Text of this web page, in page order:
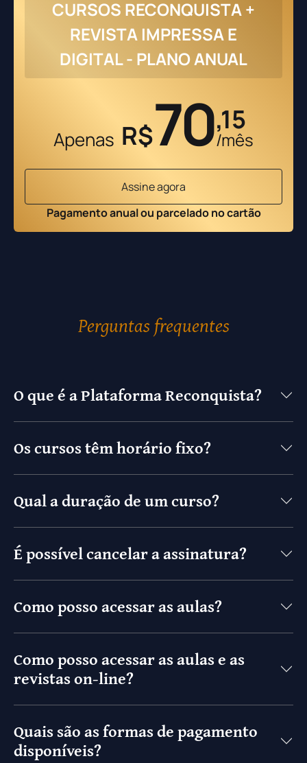
CURSOS RECONQUISTA +
REVISTA IMPRESSA E
DIGITAL - PLANO ANUAL
Apenas R$70,15
/mês
Assine agora
Pagamento anual ou parcelado no cartão
Perguntas frequentes
O que é a Plataforma Reconquista?
Os cursos têm horário fixo?
Qual a duração de um curso?
É possível cancelar a assinatura?
Como posso acessar as aulas?
Como posso acessar as aulas e as
revistas on-line?
Quais são as formas de pagamento
disponíveis?